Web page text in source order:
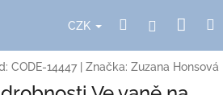
CZK HledatPřihlášení
CODE-14447 Značka: Zuzana Honsová